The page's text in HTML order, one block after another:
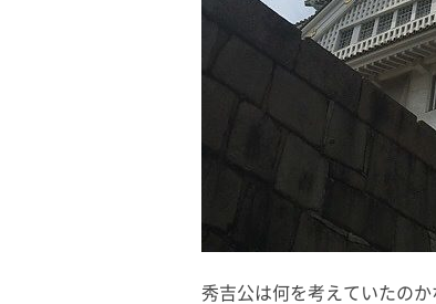
秀吉公は何を考えていたの